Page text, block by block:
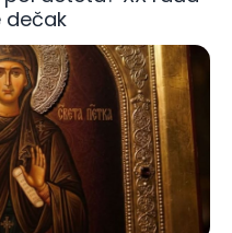
dečak